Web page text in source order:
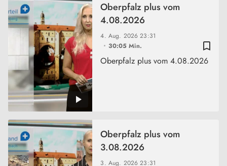
bookmark_border
4. Aug. 202623:31
30:05 Min.
Oberpfalz plus vom
4.08.2026
Oberpfalz plus vom 4.08.2026
3. Aug. 202623:31
Oberpfalz plus vom
3.08.2026